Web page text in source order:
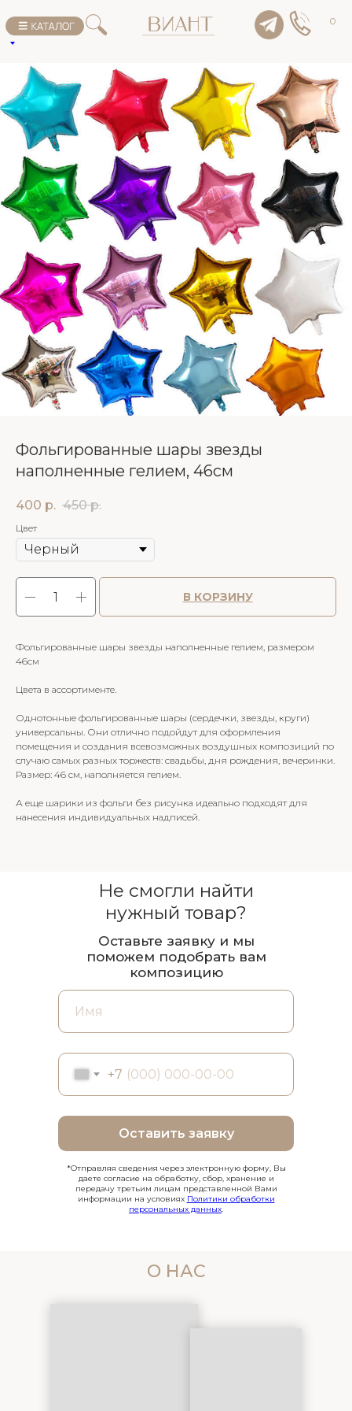
0
Фольгированные шары звезды
наполненные гелием, 46см
400 р. 450 р.
Цвет
В КОРЗИНУ
Фольгированные шары звезды наполненные гелием, размером
46см
Цвета в ассортименте.
Однотонные фольгированные шары (сердечки, звезды, круги)
универсальны. Они отлично подойдут для оформления
помещения и создания всевозможных воздушных композиций по
случаю самых разных торжеств: свадьбы, дня рождения, вечеринки.
Размер: 46 см, наполняется гелием.
А еще шарики из фольги без рисунка идеально подходят для
нанесения индивидуальных надписей.
+7
Оставить заявку
Не смогли найти
нужный товар?
Оставьте заявку и мы
поможем подобрать вам
композицию
*Отправляя сведения через электронную форму, Вы
даете согласие на обработку, сбор, хранение и
передачу третьим лицам представленной Вами
информации на условиях Политики обработки
персональных данных.
О НАС